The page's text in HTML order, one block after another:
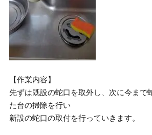
【作業内容】
先ずは既設の蛇口を取外し、次に今まで
た台の掃除を行い
新設の蛇口の取付を行っていきます。